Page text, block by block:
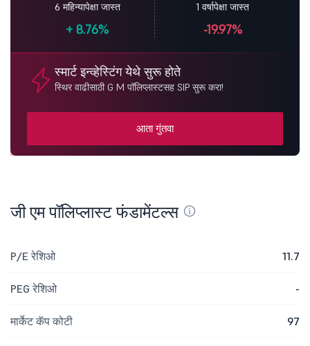
6 महिन्यापेक्षा जास्त
+ 8.76%
1 वर्षापेक्षा जास्त
-19.97%
स्मार्ट इन्व्हेस्टिंग येथे सुरू होते
स्थिर वाढीसाठी G M पॉलिप्लास्टसह SIP सुरू करा!
आता गुंतवा
जी एम पॉलिप्लास्ट फंडामेंटल्स
P/E रेशिओ 11.7
PEG रेशिओ -
मार्केट कॅप कोटी 97